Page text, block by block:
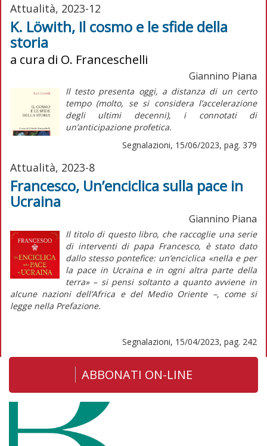
Attualità, 2023-12
K. Löwith, Il cosmo e le sfide della
storia
a cura di O. Franceschelli
Giannino Piana
Il testo presenta oggi, a distanza di un certo
tempo (molto, se si considera l’accelerazione
degli ultimi decenni), i connotati di
un’anticipazione profetica.
Segnalazioni, 15/06/2023, pag. 379
Attualità, 2023-8
Francesco, Un’enciclica sulla pace in
Ucraina
Giannino Piana
Il titolo di questo libro, che raccoglie una serie
di interventi di papa Francesco, è stato dato
dallo stesso pontefice: un’enciclica «nella e per
la pace in Ucraina e in ogni altra parte della
terra» – si pensi soltanto a quanto avviene in
alcune nazioni dell’Africa e del Medio Oriente –, come si
legge nella Prefazione.
Segnalazioni, 15/04/2023, pag. 242
ABBONATI ON-LINE